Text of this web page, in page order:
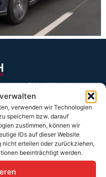
verwenden wir Technologien
speichern bzw. darauf
zustimmen, können wir
IDs auf dieser Website
nicht erteilen oder zurückziehen,
beeinträchtigt werden.
der E-Mobilität und
findest du eine ausführliche